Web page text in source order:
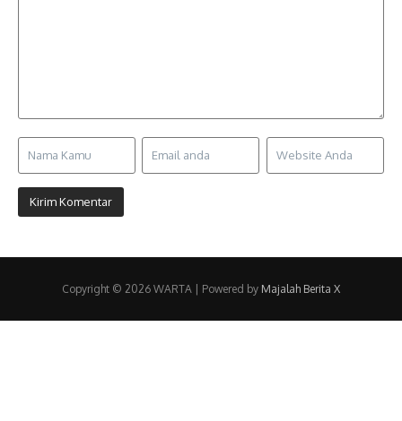
Copyright © 2026 WARTA | Powered by Majalah Berita X